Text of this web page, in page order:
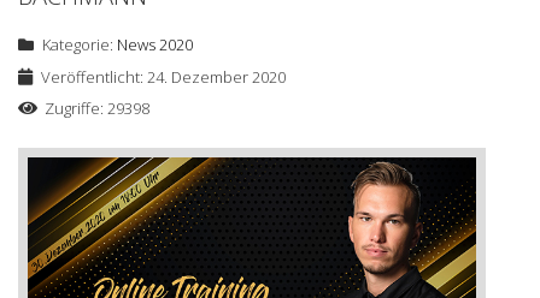
Kategorie: News 2020
Veröffentlicht: 24. Dezember 2020
Zugriffe: 29398